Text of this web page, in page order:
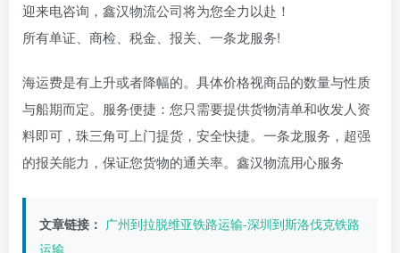
迎来电咨询，鑫汉物流公司将为您全力以赴！
所有单证、商检、税金、报关、一条龙服务!
海运费是有上升或者降幅的。具体价格视商品的数量与性质
与船期而定。服务便捷：您只需要提供货物清单和收发人资
料即可，珠三角可上门提货，安全快捷。一条龙服务，超强
的报关能力，保证您货物的通关率。鑫汉物流用心服务
文章链接： 广州到拉脱维亚铁路运输-深圳到斯洛伐克铁路
运输